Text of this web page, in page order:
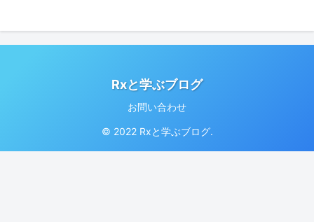
Rxと学ぶブログ
お問い合わせ
© 2022 Rxと学ぶブログ.